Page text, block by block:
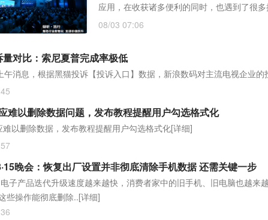
应用，在收获诸多便利的同时，也遇到了很
08/03 07:06
量对比：索尼夏普完成率极低
午消息，根据黑猫投诉【投诉入口】数据，新浪数码对主流电视企业的
难以删除数据问题，发布教程提醒用户勾选格式化
难以删除数据，发布教程提醒用户勾选格式化[详细]
晚会：恢复出厂设置并非彻底清除手机数据 还需关键一步
子产品迭代升级速度越来越快，消费者家中的旧手机、旧电脑也越来
些操作能彻底删除..[详细]